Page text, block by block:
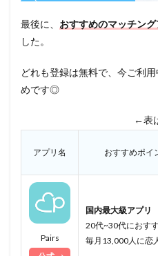
最後に、 おすすめのマッチン
した。
どれも登録は無料で、今ご利
めです◎
←表
アプリ名 おすすめポイ
Pairs
国内最大級アプリ
20代~30代におす
毎月13,000人に恋